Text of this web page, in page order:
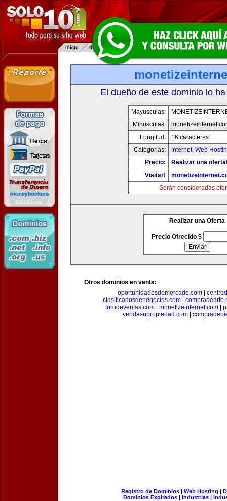
El dueño de este dominio lo
Mayusculas:
Minusculas:
Longitud:
16 caracteres
Categorias:
Internet, Web
Precio:
Realizar una
Visitar!
Serán consideradas
Realizar una Oferta
Precio Ofrecido $
Otros dominios en venta:
oportunidadesdemercado.com
clasificadosdenegocios.com|
forodeventas.com| monetizeinternet.com|
vendasupropiedad.com|
Registro de Dominios| Web Hosting |
Dominios Expirados | Industrias |